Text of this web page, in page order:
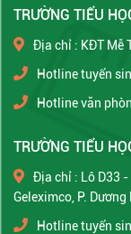
TRƯỜNG TIỂU
Địa chỉ : KĐT Mễ
Hotline tuyển
Hotline văn
TRƯỜNG TIỂU
Địa chỉ : Lô D33 -
Geleximco, P. Dương
Hotline tuyển